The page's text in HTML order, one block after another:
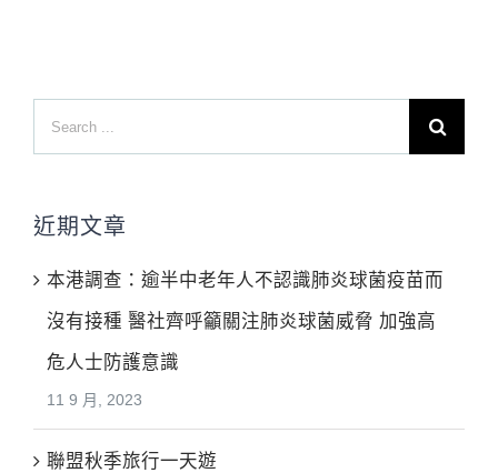
Search
for:
近期文章
本港調查：逾半中老年人不認識肺炎球菌疫苗而
沒有接種 醫社齊呼籲關注肺炎球菌威脅 加強高
危人士防護意識
11 9 月, 2023
聯盟秋季旅行一天遊